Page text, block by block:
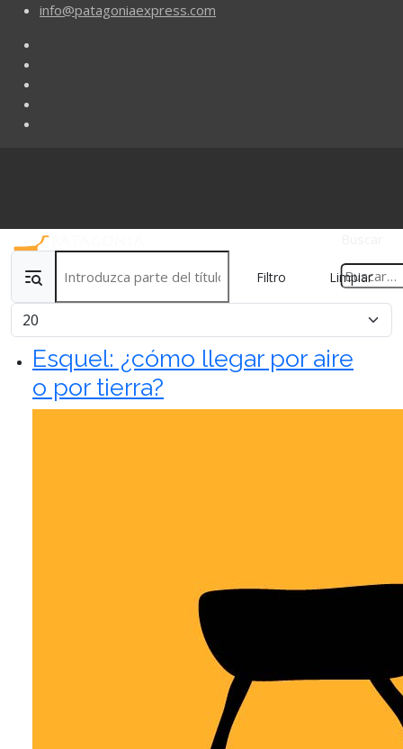
info@patagoniaexpress.com
Filtro Limpiar
Cantidad
Esquel: ¿cómo llegar por aire
o por tierra?